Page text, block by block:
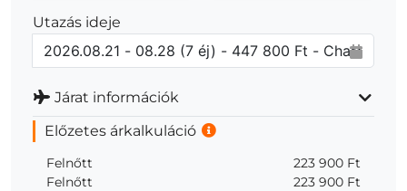
Utazás ideje
Járat információk
Előzetes árkalkuláció
Felnőtt
223 900 Ft
Felnőtt
223 900 Ft